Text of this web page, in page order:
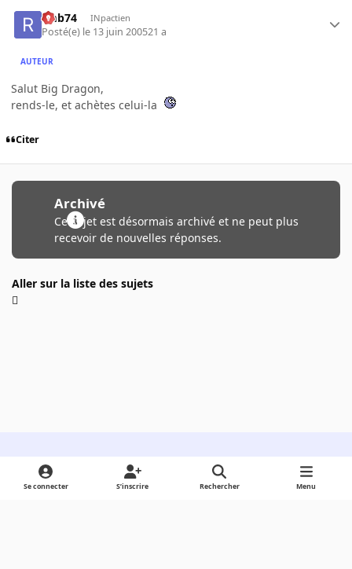
rmb74 INpactien
Posté(e) le 13 juin 200521 a
AUTEUR
Salut Big Dragon,
rends-le, et achètes celui-la
Citer
Archivé
Ce sujet est désormais archivé et ne peut plus
recevoir de nouvelles réponses.
Aller sur la liste des sujets
Light ModeDark ModeSystem Preference
Se connecter S’inscrire Rechercher Menu